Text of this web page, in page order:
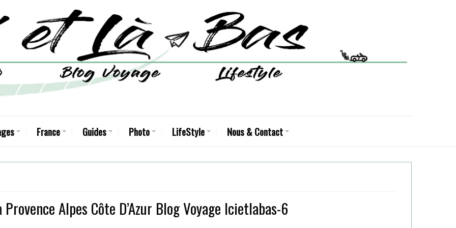
France Guides Photo LifeStyle Nous & Contact
Provence Alpes Côte D’Azur Blog Voyage Icietlabas-6